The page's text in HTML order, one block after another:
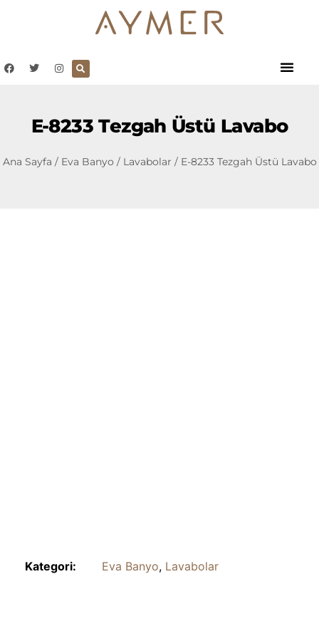
E-8233 Tezgah Üstü Lavabo
Ana Sayfa / Eva Banyo / Lavabolar / E-8233 Tezgah Üstü Lavabo
Kategori: Eva Banyo, Lavabolar